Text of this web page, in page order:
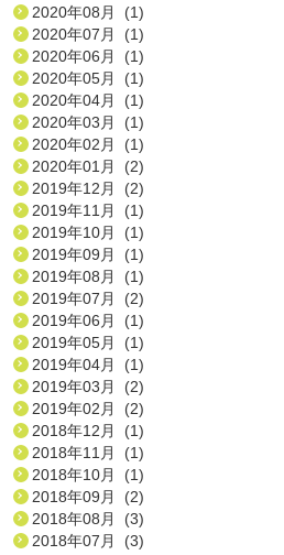
2020年08月 (1)
2020年07月 (1)
2020年06月 (1)
2020年05月 (1)
2020年04月 (1)
2020年03月 (1)
2020年02月 (1)
2020年01月 (2)
2019年12月 (2)
2019年11月 (1)
2019年10月 (1)
2019年09月 (1)
2019年08月 (1)
2019年07月 (2)
2019年06月 (1)
2019年05月 (1)
2019年04月 (1)
2019年03月 (2)
2019年02月 (2)
2018年12月 (1)
2018年11月 (1)
2018年10月 (1)
2018年09月 (2)
2018年08月 (3)
2018年07月 (3)